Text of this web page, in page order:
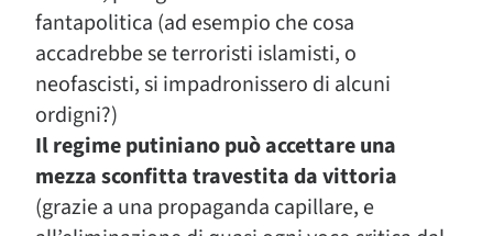
fantapolitica (ad esempio che cosa
accadrebbe se terroristi islamisti, o
neofascisti, si impadronissero di alcuni
ordigni?)
Il regime putiniano può accettare una
mezza sconfitta travestita da vittoria
(grazie a una propaganda capillare, e